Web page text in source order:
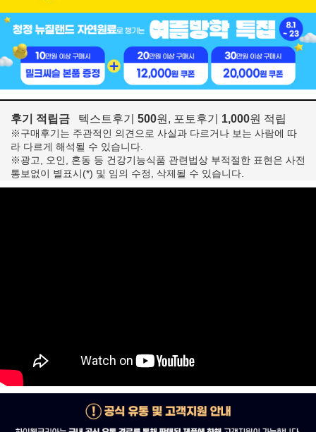
후기 적립금 텍스트후기 500원, 포토후기 1,000원 적립
※구매후기는 주관적인 의견으로 사실과 다르거나 보는 사람에 따
라 다르게 해석될 수 있습니다.
※광고, 오인, 혼동 등 건강기능식품 관련법상 부적절한 표현은 사전
통보없이 별표시(*) 및 임의 수정, 삭제될 수 있습니다.